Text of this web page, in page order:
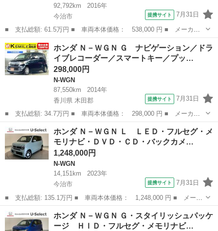
92,792km
2016年
今治市
提携サイト 7月31日
■ 支払総額: 61.5万円 ■ 車両本体価格： 538,000 円 ■ メーカー
名： ホンダ ■ 車種名： Ｎ－ＷＧＮカスタム ■ グレード名：
Ｇ・Ｌパッケージ ＨＩＤ・ワンセグ・ＣＤ・バックカメラ・純正Ａ
Ｗ・オートエ...
愛媛 今治市 N-WGN
ホンダ Ｎ－ＷＧＮ Ｇ ナビゲーション／ドラ
イブレコーダー／スマートキー／プッ…
298,000円
N-WGN
87,550km
2014年
香川県 木田郡
提携サイト 7月31日
■ 支払総額: 34.7万円 ■ 車両本体価格： 298,000 円 ■ メーカー
名： ホンダ ■ 車種名： Ｎ－ＷＧＮ ■ グレード名： Ｇ ナビ
ゲーション／ドライブレコーダー／スマートキー／プッシュスタート
／オートエア...
香川 N-WGN
ホンダ Ｎ－ＷＧＮ Ｌ ＬＥＤ・フルセグ・メ
モリナビ・ＤＶＤ・ＣＤ・バックカメ…
1,248,000円
N-WGN
14,151km
2023年
今治市
提携サイト 7月31日
■ 支払総額: 135.1万円 ■ 車両本体価格： 1,248,000 円 ■ メーカ
ー名： ホンダ ■ 車種名： Ｎ－ＷＧＮ ■ グレード名： Ｌ Ｌ
ＥＤ・フルセグ・メモリナビ・ＤＶＤ・ＣＤ・バックカメラ・スマー
トキー・...
愛媛 N-WGN
ホンダ Ｎ－ＷＧＮ Ｇ・スタイリッシュパッケ
ージ ＨＩＤ・フルセグ・メモリナビ…